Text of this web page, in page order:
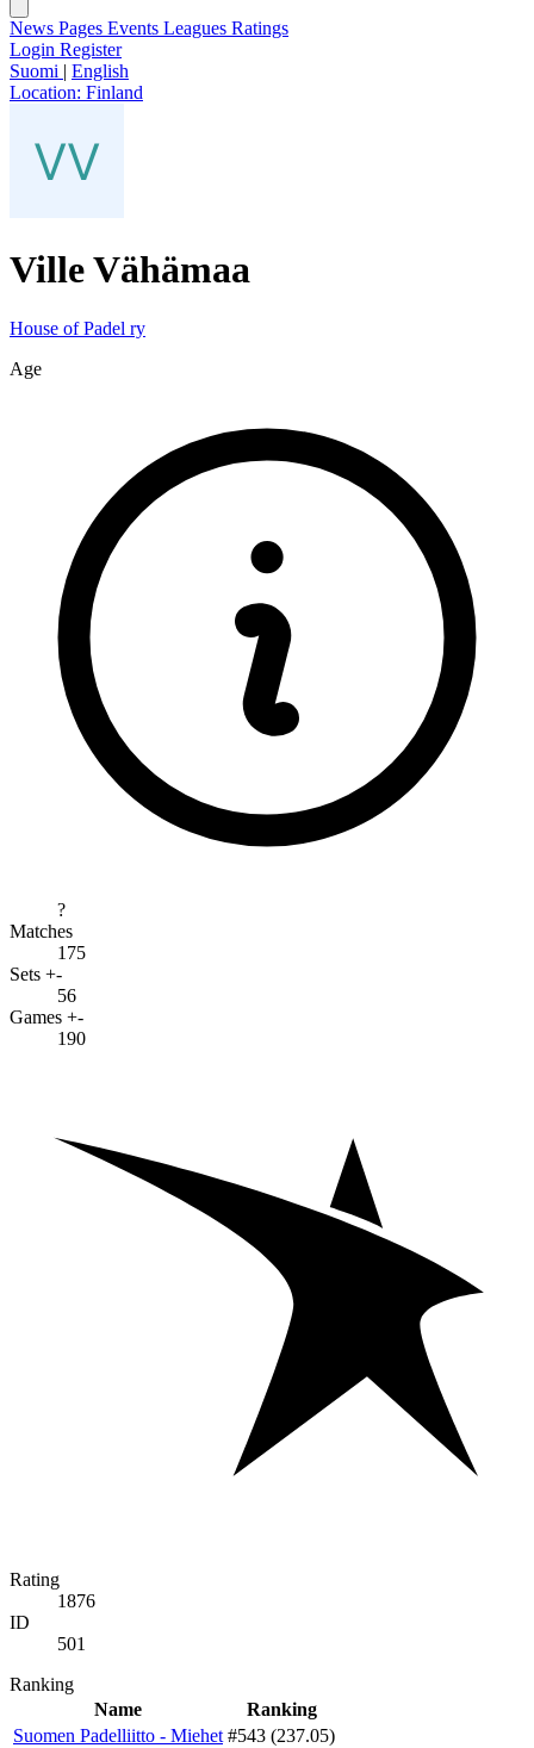
News Pages Events Leagues Ratings
Login Register
Suomi | English
Location: Finland
VilleVähämaa
House of Padel ry
Age
?
Matches
175
Sets +-
56
Games +-
190
Rating
1876
ID
501
Ranking
Name
Ranking
Suomen Padelliitto - Miehet #543 (237.05)